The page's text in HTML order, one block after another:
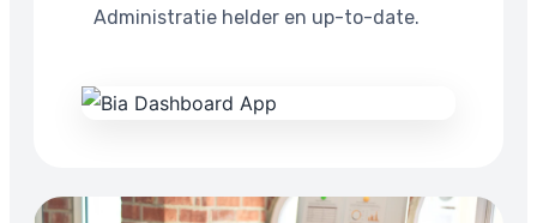
Administratie helder en up-to-date.